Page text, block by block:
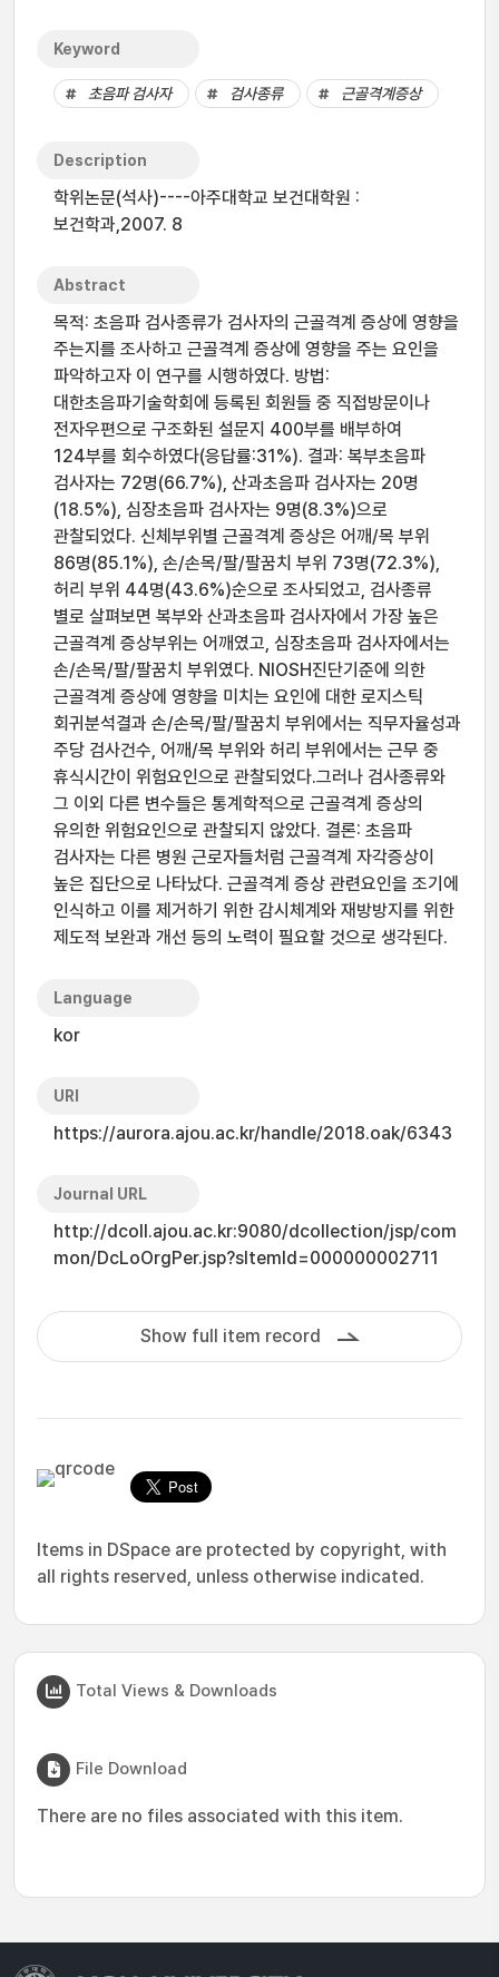
Keyword
초음파 검사자 검사종류 근골격계증상
Description
학위논문(석사)----아주대학교 보건대학원 :
보건학과,2007. 8
Abstract
목적: 초음파 검사종류가 검사자의 근골격계 증상에 영향을
주는지를 조사하고 근골격계 증상에 영향을 주는 요인을
파악하고자 이 연구를 시행하였다. 방법:
대한초음파기술학회에 등록된 회원들 중 직접방문이나
전자우편으로 구조화된 설문지 400부를 배부하여
124부를 회수하였다(응답률:31%). 결과: 복부초음파
검사자는 72명(66.7%), 산과초음파 검사자는 20명
(18.5%), 심장초음파 검사자는 9명(8.3%)으로
관찰되었다. 신체부위별 근골격계 증상은 어깨/목 부위
86명(85.1%), 손/손목/팔/팔꿈치 부위 73명(72.3%),
허리 부위 44명(43.6%)순으로 조사되었고, 검사종류
별로 살펴보면 복부와 산과초음파 검사자에서 가장 높은
근골격계 증상부위는 어깨였고, 심장초음파 검사자에서는
손/손목/팔/팔꿈치 부위였다. NIOSH진단기준에 의한
근골격계 증상에 영향을 미치는 요인에 대한 로지스틱
회귀분석결과 손/손목/팔/팔꿈치 부위에서는 직무자율성과
주당 검사건수, 어깨/목 부위와 허리 부위에서는 근무 중
휴식시간이 위험요인으로 관찰되었다.그러나 검사종류와
그 이외 다른 변수들은 통계학적으로 근골격계 증상의
유의한 위험요인으로 관찰되지 않았다. 결론: 초음파
검사자는 다른 병원 근로자들처럼 근골격계 자각증상이
높은 집단으로 나타났다. 근골격계 증상 관련요인을 조기에
인식하고 이를 제거하기 위한 감시체계와 재방방지를 위한
제도적 보완과 개선 등의 노력이 필요할 것으로 생각된다.
Language
kor
URI
https://aurora.ajou.ac.kr/handle/2018.oak/6343
Journal URL
http://dcoll.ajou.ac.kr:9080/dcollection/jsp/com
mon/DcLoOrgPer.jsp?sItemId=000000002711
Show full item record
Items in DSpace are protected by copyright, with
all rights reserved, unless otherwise indicated.
Total Views & Downloads
File Download
There are no files associated with this item.